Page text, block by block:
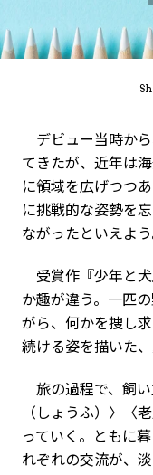
デビュー当時か
てきたが、近年は
に領域を広げつつ
に挑戦的な姿勢を
ながったといえよう
受賞作『少年と
か趣が違う。一匹
がら、何かを捜し
続ける姿を描いた
旅の過程で、飼
（しょうふ）〉〈
っていく。ともに
れぞれの交流が、